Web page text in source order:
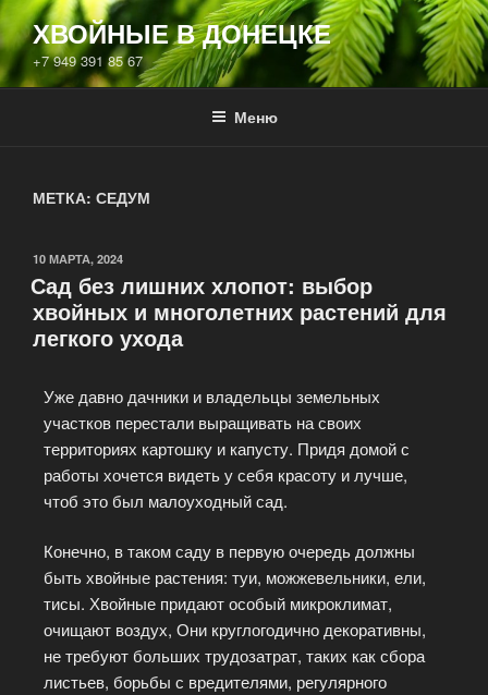
ХВОЙНЫЕ В ДОНЕЦКЕ
+7 949 391 85 67
Меню
МЕТКА: СЕДУМ
10 МАРТА, 2024
Сад без лишних хлопот: выбор
хвойных и многолетних растений для
легкого ухода
Уже давно дачники и владельцы земельных
участков перестали выращивать на своих
территориях картошку и капусту. Придя домой с
работы хочется видеть у себя красоту и лучше,
чтоб это был малоуходный сад.
Конечно, в таком саду в первую очередь должны
быть хвойные растения: туи, можжевельники, ели,
тисы. Хвойные придают особый микроклимат,
очищают воздух, Они круглогодично декоративны,
не требуют больших трудозатрат, таких как сбора
листьев, борьбы с вредителями, регулярного